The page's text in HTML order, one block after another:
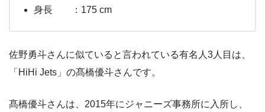
身長 ：175 cm
佐野勇斗さんに似ていると言われている有名人3人目は、
「HiHi Jets」の髙橋優斗さんです。
髙橋優斗さんは、2015年にジャニーズ事務所に入所し、